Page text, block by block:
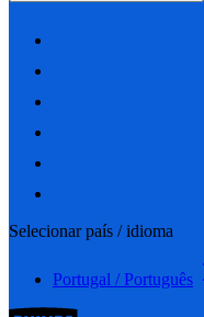
Selecionar país / idioma
Portugal / Português